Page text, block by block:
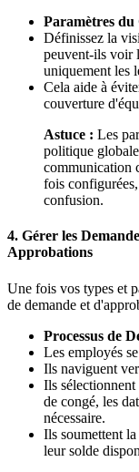
Paramètres
Définissez la
peuvent-ils voir
uniquement les
Cela aide à
couverture
Astuce : Les
politique
communication
fois
confusion.
4. Gérer les
Approbations
Une fois vos types et
de demande et
Processus de
Les employés
Ils naviguent
Ils sélectionnent
de congé, les
nécessaire.
Ils soumettent
leur solde